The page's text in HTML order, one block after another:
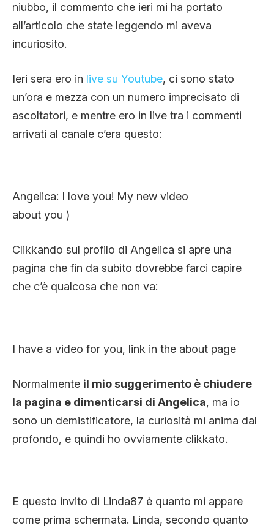
TRUFFE E SOCIAL NETWORK
CONTATTI
niubbo, il commento che ieri mi ha portato
all’articolo che state leggendo mi aveva
incuriosito.
Ieri sera ero in live su Youtube, ci sono stato
un’ora e mezza con un numero imprecisato di
ascoltatori, e mentre ero in live tra i commenti
arrivati al canale c’era questo:
Angelica: I love you! My new video
about you )
Clikkando sul profilo di Angelica si apre una
pagina che fin da subito dovrebbe farci capire
che c’è qualcosa che non va:
I have a video for you, link in the about page
Normalmente il mio suggerimento è chiudere
la pagina e dimenticarsi di Angelica, ma io
sono un demistificatore, la curiosità mi anima dal
profondo, e quindi ho ovviamente clikkato.
E questo invito di Linda87 è quanto mi appare
come prima schermata. Linda, secondo quanto